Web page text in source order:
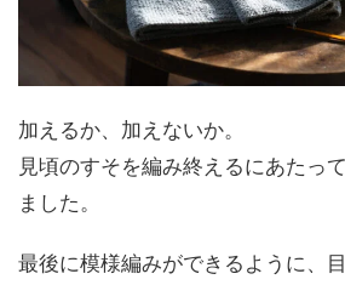
加えるか、加えないか。
見頃のすそを編み終えるにあたっ
ました。
最後に模様編みができるように、